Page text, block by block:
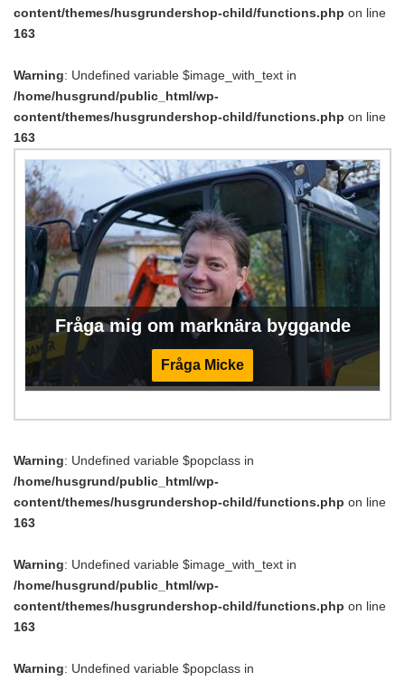
content/themes/husgrundershop-child/functions.php on line
163
Warning: Undefined variable $image_with_text in
/home/husgrund/public_html/wp-
content/themes/husgrundershop-child/functions.php on line
163
Fråga mig om marknära byggande
Fråga Micke
Warning: Undefined variable $popclass in
/home/husgrund/public_html/wp-
content/themes/husgrundershop-child/functions.php on line
163
Warning: Undefined variable $image_with_text in
/home/husgrund/public_html/wp-
content/themes/husgrundershop-child/functions.php on line
163
Warning: Undefined variable $popclass in